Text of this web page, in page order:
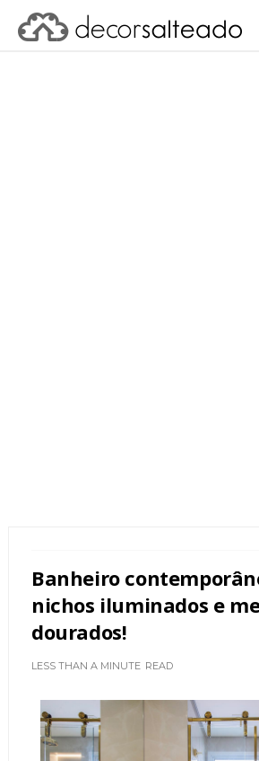
Banheiro
nichos iluminados e
dourados!
LESS THAN A MINUTE READ